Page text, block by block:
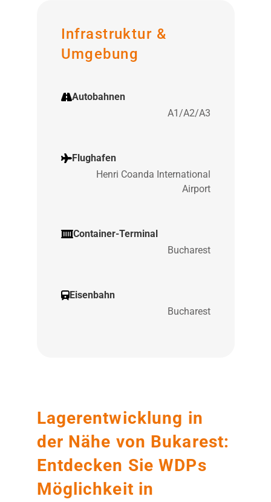
Lagerentwicklung in
der Nähe von Bukarest:
Entdecken Sie WDPs
Möglichkeit in
Infrastruktur &
Umgebung
Autobahnen
A1/A2/A3
Flughafen
Henri Coanda International
Airport
Container-Terminal
Bucharest
Eisenbahn
Bucharest